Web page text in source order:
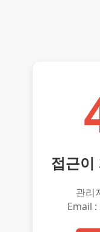
접근이
관리
Email